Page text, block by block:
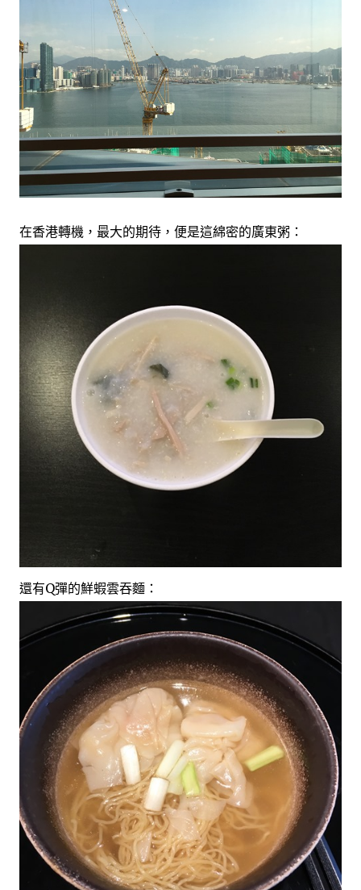
在香港轉機，最大的期待，便是這綿密的廣東粥：
還有Q彈的鮮蝦雲吞麵：